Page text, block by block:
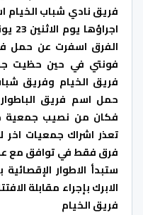
فريق نادي شباب الخيام
الفرق اسفرت عن حمل
فونتي في حين حظيت
فريق الخيام وفريق
حمل اسم فريق
فكان من نصيب جمعية
تعذر اشراك جمعيات اخر
فرق فقط في توافق مع
ستبدأ الاطوار
الابرك بإجراء مقابلة
فريق الخيام